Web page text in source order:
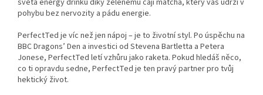
pohybu bez nervozity a pádu energie.
PerfectTed je víc než jen nápoj – je to životní styl. Po úspěchu na
BBC Dragons’ Den a investici od Stevena Bartletta a Petera
Jonese, PerfectTed letí vzhůru jako raketa​. Pokud hledáš něco,
co ti opravdu sedne, PerfectTed je ten pravý partner pro tvůj
hektický život.